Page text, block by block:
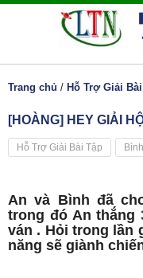
Trang chủ / Hỗ Trợ Giải
[HOÀNG] HEY GIẢI
Hỗ Trợ Giải Bài Tập
An và Bình đã
trong đó An thắng
ván . Hỏi trong lần
năng sẽ giành